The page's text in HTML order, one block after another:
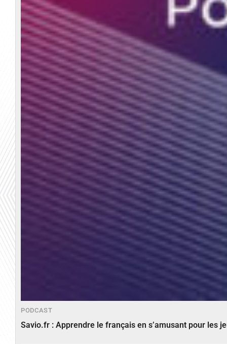
PODCAST
Savio.fr : Apprendre le français en s’amusant pour les